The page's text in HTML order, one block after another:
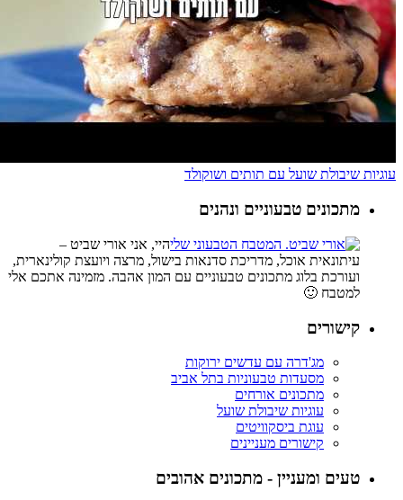
עוגיות שיבולת שועל עם תותים ושוקולד
מתכונים טבעוניים ונהנים
היי, אני אורי שביט –
עיתונאית אוכל, מדריכת סדנאות בישול, מרצה ויועצת קולינארית,
ועורכת בלוג מתכונים טבעוניים עם המון אהבה. מזמינה אתכם אלי
למטבח 🙂
קישורים
מג'דרה עם עדשים ירוקות
מסעדות טבעוניות בתל אביב
מתכונים אורחים
עוגיות שיבולת שועל
עוגת ביסקוויטים
קישורים מעניינים
טעים ומעניין - מתכונים אהובים